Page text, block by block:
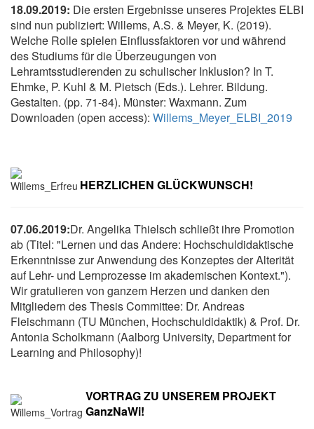
18.09.2019: Die ersten Ergebnisse unseres Projektes ELBI
sind nun publiziert: Willems, A.S. & Meyer, K. (2019).
Welche Rolle spielen Einflussfaktoren vor und während
des Studiums für die Überzeugungen von
Lehramtsstudierenden zu schulischer Inklusion? In T.
Ehmke, P. Kuhl & M. Pietsch (Eds.). Lehrer. Bildung.
Gestalten. (pp. 71-84). Münster: Waxmann. Zum
Downloaden (open access): Willems_Meyer_ELBI_2019
HERZLICHEN GLÜCKWUNSCH!
07.06.2019:Dr. Angelika Thielsch schließt ihre Promotion
ab (Titel: "Lernen und das Andere: Hochschuldidaktische
Erkenntnisse zur Anwendung des Konzeptes der Alterität
auf Lehr- und Lernprozesse im akademischen Kontext.").
Wir gratulieren von ganzem Herzen und danken den
Mitgliedern des Thesis Committee: Dr. Andreas
Fleischmann (TU München, Hochschuldidaktik) & Prof. Dr.
Antonia Scholkmann (Aalborg University, Department for
Learning and Philosophy)!
VORTRAG ZU UNSEREM PROJEKT
GanzNaWi!